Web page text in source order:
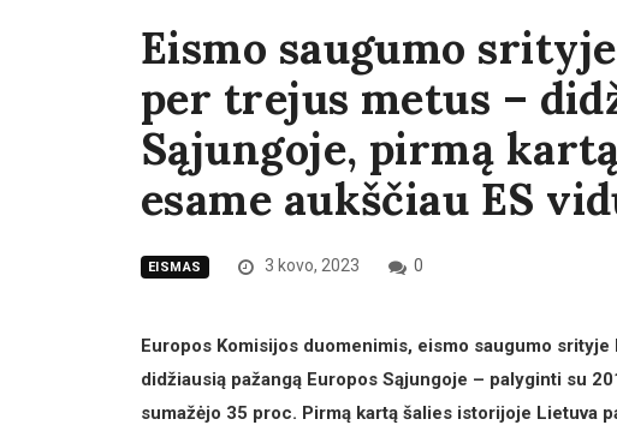
Eismo saugumo
per trejus metus –
Sąjungoje, pirmą
esame aukščiau ES
EISMAS 3 kovo, 2023 0
Europos Komisijos duomenimis, eismo saugumo
didžiausią pažangą Europos Sąjungoje – palyginti su
sumažėjo 35 proc. Pirmą kartą šalies istorijoje Lietuva